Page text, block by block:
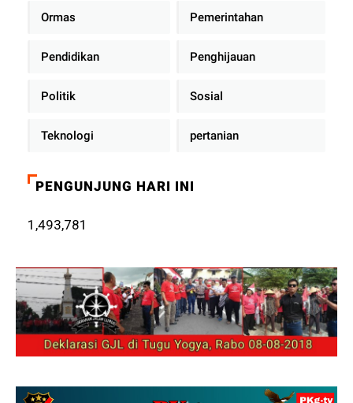
Ormas Pemerintahan
Pendidikan Penghijauan
Politik Sosial
Teknologi pertanian
PENGUNJUNG HARI INI
1,493,781